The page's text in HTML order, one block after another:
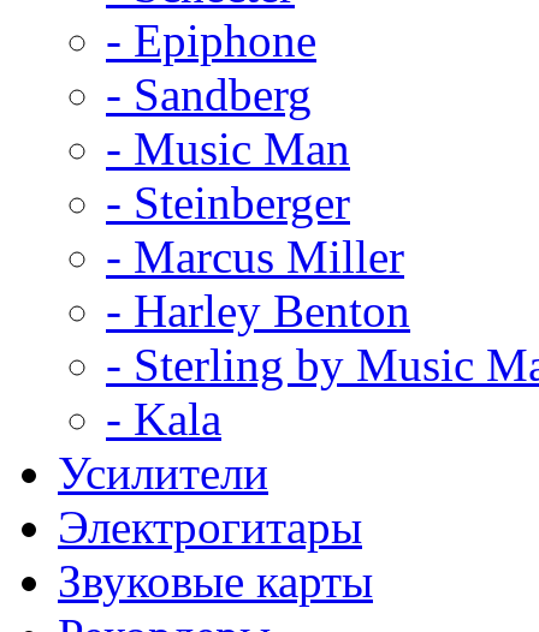
- Epiphone
- Sandberg
- Music Man
- Steinberger
- Marcus Miller
- Harley Benton
- Sterling by Music
- Kala
Усилители
Электрогитары
Звуковые карты